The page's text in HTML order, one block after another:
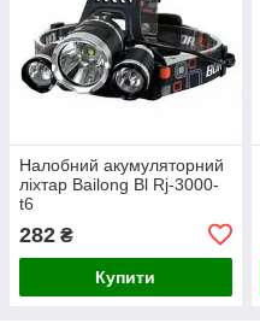
Налобний акумуляторний
ліхтар Bailong Bl Rj-3000-
t6
282 ₴
Купити